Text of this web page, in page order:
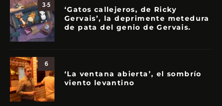
3.5
‘Gatos callejeros, de Ricky
Gervais’, la deprimente metedura
de pata del genio de Gervais.
6
‘La ventana abierta’, el sombrío
viento levantino